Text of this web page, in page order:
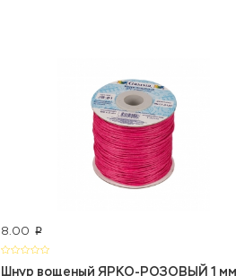
8.00 p
Шнур вощеный ЯРКО-РОЗОВЫЙ 1 мм